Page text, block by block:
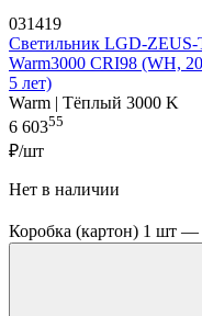
031419
Светильник LGD-
Warm3000 CRI98 (WH,
5 лет)
Warm | Тёплый 3000 K
6 60355
₽/шт
Нет в наличии
Коробка (картон) 1 шт —